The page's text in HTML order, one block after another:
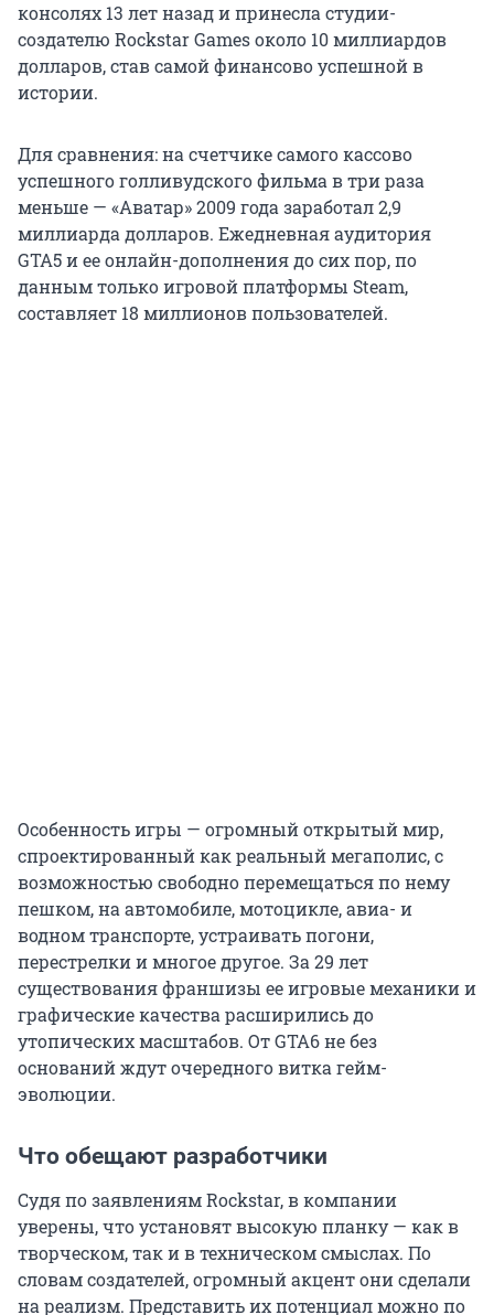
консолях 13 лет назад и принесла студии-
создателю Rockstar Games около 10 миллиардов
долларов, став самой финансово успешной в
истории.
Для сравнения: на счетчике самого кассово
успешного голливудского фильма в три раза
меньше — «Аватар» 2009 года заработал 2,9
миллиарда долларов. Ежедневная аудитория
GTA5 и ее онлайн-дополнения до сих пор, по
данным только игровой платформы Steam,
составляет 18 миллионов пользователей.
Особенность игры — огромный открытый мир,
спроектированный как реальный мегаполис, с
возможностью свободно перемещаться по нему
пешком, на автомобиле, мотоцикле, авиа- и
водном транспорте, устраивать погони,
перестрелки и многое другое. За 29 лет
существования франшизы ее игровые механики и
графические качества расширились до
утопических масштабов. От GTA6 не без
оснований ждут очередного витка гейм-
эволюции.
Что обещают разработчики
Судя по заявлениям Rockstar, в компании
уверены, что установят высокую планку — как в
творческом, так и в техническом смыслах. По
словам создателей, огромный акцент они сделали
на реализм. Представить их потенциал можно по